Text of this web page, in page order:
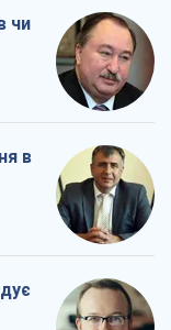
чи
в